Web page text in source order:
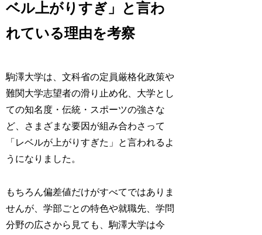
ベル上がりすぎ」と言わ
れている理由を考察
駒澤大学は、文科省の定員厳格化政策や
難関大学志望者の滑り止め化、大学とし
ての知名度・伝統・スポーツの強さな
ど、さまざまな要因が組み合わさって
「レベルが上がりすぎた」と言われるよ
うになりました。
もちろん偏差値だけがすべてではありま
せんが、学部ごとの特色や就職先、学問
分野の広さから見ても、駒澤大学は今